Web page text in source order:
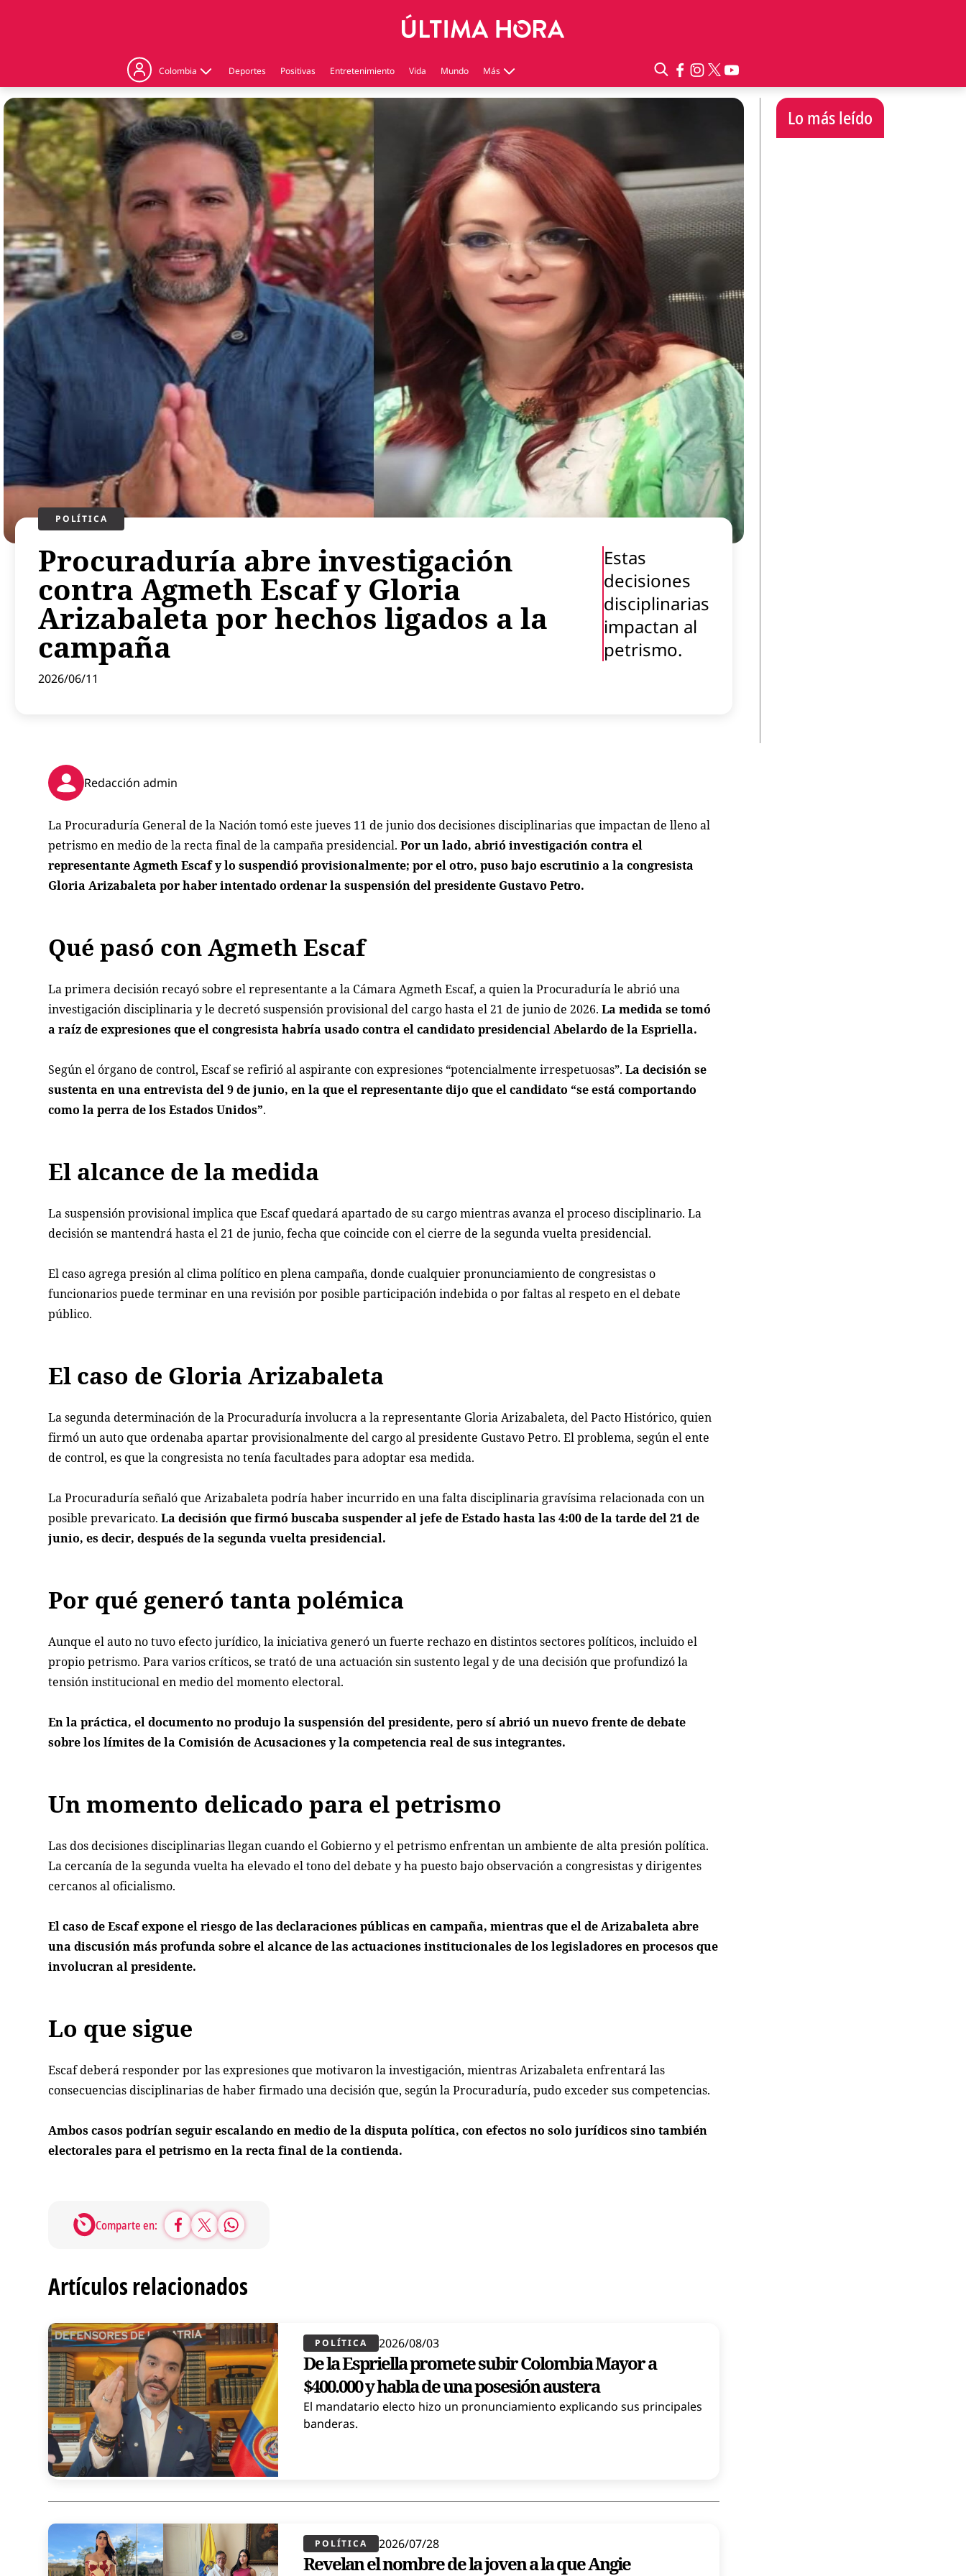
Colombia
Judicial
Politica
Regiones
Deportes Positivas Entretenimiento Vida Mundo Más
Virales
Economía
Estilo de vida
Contenido patrocinado
Instagram
POLÍTICA​
Procuraduría abre investigación
contra Agmeth Escaf y Gloria
Arizabaleta por hechos ligados a la
campaña
Estas
decisiones
disciplinarias
impactan al
petrismo.
2026/06/11
Lo más leído
Redacción admin
La Procuraduría General de la Nación tomó este jueves 11 de junio dos decisiones disciplinarias que impactan de lleno al
petrismo en medio de la recta final de la campaña presidencial.Por un lado, abrió investigación contra el
representante Agmeth Escaf y lo suspendió provisionalmente; por el otro, puso bajo escrutinio a la congresista
Gloria Arizabaleta por haber intentado ordenar la suspensión del presidente Gustavo Petro.
Qué pasó con Agmeth Escaf
La primera decisión recayó sobre el representante a la Cámara Agmeth Escaf, a quien la Procuraduría le abrió una
investigación disciplinaria y le decretó suspensión provisional del cargo hasta el 21 de junio de 2026.La medida se tomó
a raíz de expresiones que el congresista habría usado contra el candidato presidencial Abelardo de la Espriella.
Según el órgano de control, Escaf se refirió al aspirante con expresiones “potencialmente irrespetuosas”.La decisión se
sustenta en una entrevista del 9 de junio, en la que el representante dijo que el candidato “se está comportando
como la perra de los Estados Unidos”.
El alcance de la medida
La suspensión provisional implica que Escaf quedará apartado de su cargo mientras avanza el proceso disciplinario. La
decisión se mantendrá hasta el 21 de junio, fecha que coincide con el cierre de la segunda vuelta presidencial.
El caso agrega presión al clima político en plena campaña, donde cualquier pronunciamiento de congresistas o
funcionarios puede terminar en una revisión por posible participación indebida o por faltas al respeto en el debate
público.
El caso de Gloria Arizabaleta
La segunda determinación de la Procuraduría involucra a la representante Gloria Arizabaleta, del Pacto Histórico, quien
firmó un auto que ordenaba apartar provisionalmente del cargo al presidente Gustavo Petro. El problema, según el ente
de control, es que la congresista no tenía facultades para adoptar esa medida.
La Procuraduría señaló que Arizabaleta podría haber incurrido en una falta disciplinaria gravísima relacionada con un
posible prevaricato.La decisión que firmó buscaba suspender al jefe de Estado hasta las 4:00 de la tarde del 21 de
junio, es decir, después de la segunda vuelta presidencial.
Por qué generó tanta polémica
Aunque el auto no tuvo efecto jurídico, la iniciativa generó un fuerte rechazo en distintos sectores políticos, incluido el
propio petrismo. Para varios críticos, se trató de una actuación sin sustento legal y de una decisión que profundizó la
tensión institucional en medio del momento electoral.
En la práctica, el documento no produjo la suspensión del presidente, pero sí abrió un nuevo frente de debate
sobre los límites de la Comisión de Acusaciones y la competencia real de sus integrantes.
Un momento delicado para el petrismo
Las dos decisiones disciplinarias llegan cuando el Gobierno y el petrismo enfrentan un ambiente de alta presión política.
La cercanía de la segunda vuelta ha elevado el tono del debate y ha puesto bajo observación a congresistas y dirigentes
cercanos al oficialismo.
El caso de Escaf expone el riesgo de las declaraciones públicas en campaña, mientras que el de Arizabaleta abre
una discusión más profunda sobre el alcance de las actuaciones institucionales de los legisladores en procesos que
involucran al presidente.
Lo que sigue
Escaf deberá responder por las expresiones que motivaron la investigación, mientras Arizabaleta enfrentará las
consecuencias disciplinarias de haber firmado una decisión que, según la Procuraduría, pudo exceder sus competencias.
Ambos casos podrían seguir escalando en medio de la disputa política, con efectos no solo jurídicos sino también
electorales para el petrismo en la recta final de la contienda.
Comparte en:
Artículos relacionados
POLÍTICA​ 2026/08/03
De la Espriella promete subir Colombia Mayor a
$400.000 y habla de una posesión austera
El mandatario electo hizo un pronunciamiento explicando sus principales
banderas.
POLÍTICA​ 2026/07/28
Revelan el nombre de la joven a la que Angie